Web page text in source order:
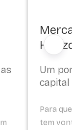
Um
capital
Para
tem